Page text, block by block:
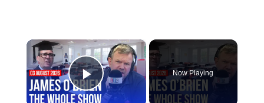
×
Play Video
Now Playing